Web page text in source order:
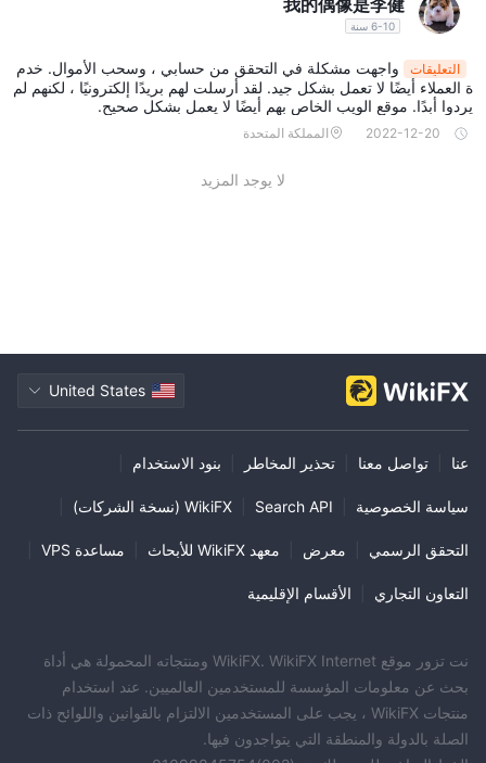
我的偶像是李健
6-10 سنة
التعليقات
واجهت مشكلة في التحقق من حسابي ، وسحب الأموال. خدم
ة العملاء أيضًا لا تعمل بشكل جيد. لقد أرسلت لهم بريدًا إلكترونيًا ، لكنهم لم
يردوا أبدًا. موقع الويب الخاص بهم أيضًا لا يعمل بشكل صحيح.
2022-12-20 المملكة المتحدة
لا يوجد المزيد
United States
عنا تواصل معنا تحذير المخاطر بنود الاستخدام
سياسة الخصوصية Search API WikiFX (نسخة الشركات)
التحقق الرسمي معرض معهد WikiFX للأبحاث مساعدة VPS
التعاون التجاري الأقسام الإقليمية
نت تزور موقع WikiFX. WikiFX Internet ومنتجاته المحمولة هي أداة
بحث عن معلومات المؤسسة للمستخدمين العالميين. عند استخدام
منتجات WikiFX ، يجب على المستخدمين الالتزام بالقوانين واللوائح ذات
الصلة بالدولة والمنطقة التي يتواجدون فيها.